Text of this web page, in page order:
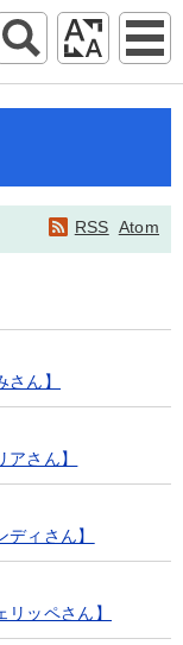
RSS Atom
ん】
さん】
ィさん】
ッペさん】